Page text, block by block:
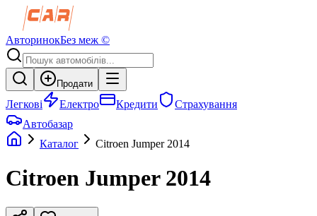
АвторинокБез меж ©
Продати
Легкові Електро Кредити
Страхування
Автобазар
Каталог
Citroen Jumper 2014
Citroen Jumper 2014